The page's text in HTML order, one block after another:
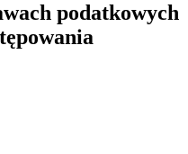
podatkowych